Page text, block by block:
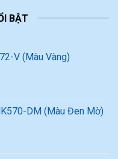
BẬT
V (Màu Vàng)
DM (Màu Đen Mờ)